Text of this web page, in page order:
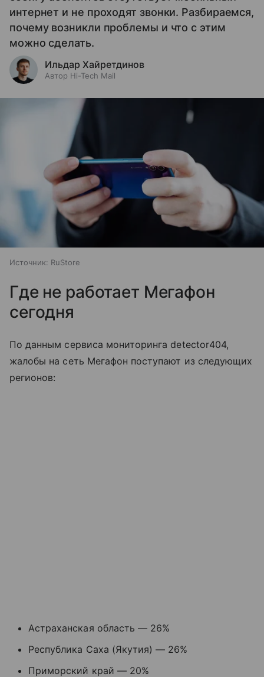
интернет и не проходят звонки. Разбираемся,
почему возникли проблемы и что с этим
можно сделать.
Ильдар Хайретдинов
Автор Hi-Tech Mail
Источник: RuStore
Где не работает Мегафон
сегодня
По данным сервиса мониторинга detector404,
жалобы на сеть Мегафон поступают из следующих
регионов:
Астраханская область — 26%
Республика Саха (Якутия) — 26%
Приморский край — 20%